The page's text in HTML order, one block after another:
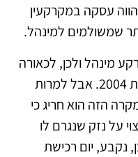
עסקה במקרקעין
שמשולמים למינהל.
מינהל ולכן, לכאורה
יום הרכישה היה אמור להיות בשנת 2004. אבל למרות
הזה הוא חריג כי
על נזק שנגרם לו
נקבע, יום רכישת